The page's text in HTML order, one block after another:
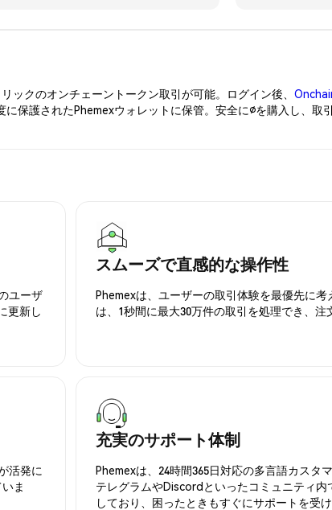
ックのオンチェーントークン取引が可能。ログイン後、
保護されたPhemexウォレットに保管。安全に∅を購入し、取
ユーザ
更新し
スムーズで直感的な操作性
Phemexは、ユーザーの取引体験を最優先に
は、1秒間に最大30万件の取引を処理でき、注
活発に
ま
充実のサポート体制
Phemexは、24時間365日対応の多言語カスタ
テレグラムやDiscordといったコミュニティ
しており、困ったときもすぐにサポートを受け